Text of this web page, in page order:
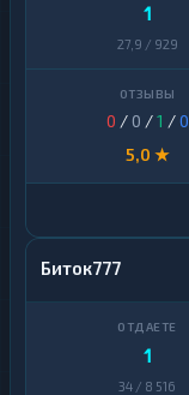
1
27,9 / 929
0 / 0 /1 /0
5,0 ★
Биток777
1
34 / 8 516